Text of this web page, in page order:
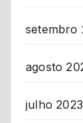
setembro
agosto
julho 2023